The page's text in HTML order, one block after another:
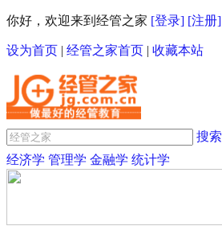
你好，欢迎来到经管之家 [登录] [注册]
设为首页 | 经管之家首页 | 收藏本站
搜索
经济学 管理学 金融学 统计学